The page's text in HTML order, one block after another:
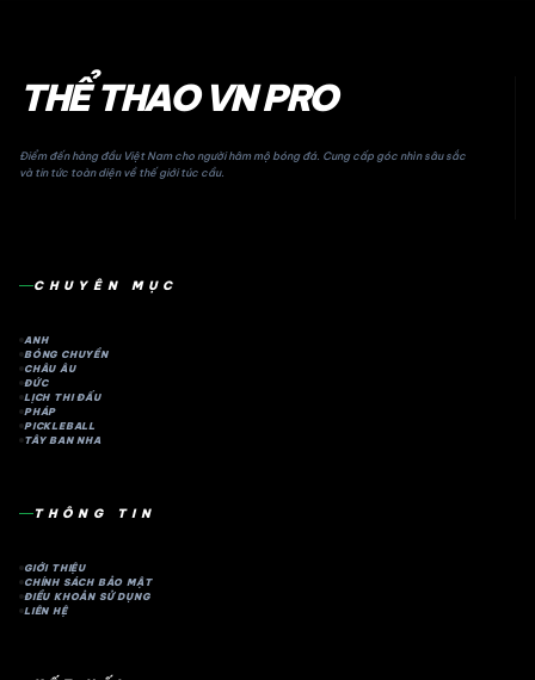
THỂ THAO VN PRO
Điểm đến hàng đầu Việt Nam cho người hâm mộ bóng đá. Cung cấp góc nhìn sâu sắc
và tin tức toàn diện về thế giới túc cầu.
CHUYÊN MỤC
ANH
BÓNG CHUYỀN
CHÂU ÂU
ĐỨC
LỊCH THI ĐẤU
PHÁP
PICKLEBALL
TÂY BAN NHA
THÔNG TIN
GIỚI THIỆU
CHÍNH SÁCH BẢO MẬT
ĐIỀU KHOẢN SỬ DỤNG
LIÊN HỆ